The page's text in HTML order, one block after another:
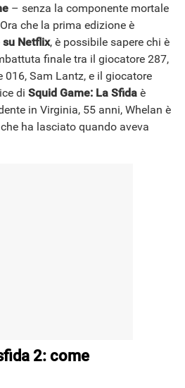
– senza la componente mortale
che la prima edizione è
su Netflix, è possibile sapere chi è
finale tra il giocatore 287,
016, Sam Lantz, e il giocatore
di Squid Game: La Sfida è
in Virginia, 55 anni, Whelan è
ha lasciato quando aveva
2: come